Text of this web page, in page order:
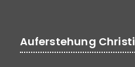
Auferstehung Christi